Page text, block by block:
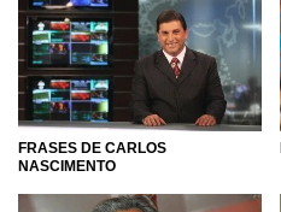
FRASES DE CARLOS
NASCIMENTO